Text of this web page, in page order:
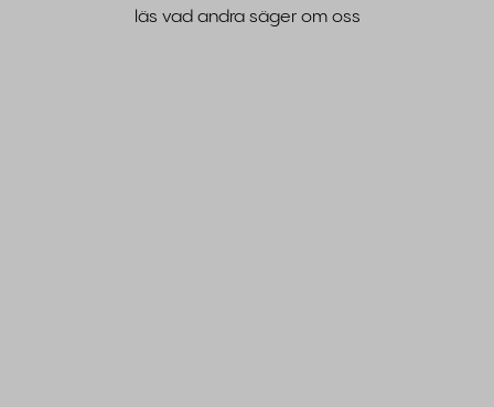
läs vad andra säger om oss